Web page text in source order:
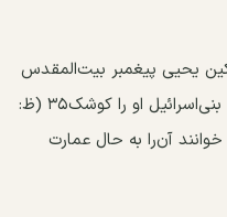
یحیی پیغمبر بیت‌المقدس
خراب کرد... تا ملکی از ملوک فارس که بنی‌اسرائیل او را کوشک۳۵ (ظ:
آن‌را به حال عمارت